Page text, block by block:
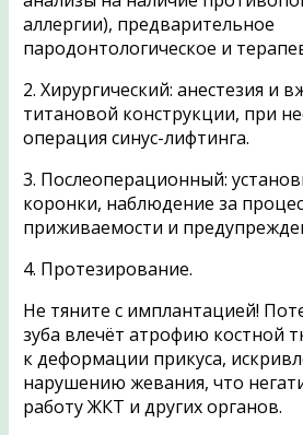
аллергии), предварительное
пародонтологическое и
2. Хирургический: анестезия и
титановой конструкции, при
операция синус-лифтинга.
3. Послеоперационный:
коронки, наблюдение за
приживаемости и
4. Протезирование.
Не тяните с имплантацией!
зуба влечёт атрофию костной
к деформации прикуса,
нарушению жевания, что
работу ЖКТ и других органов.